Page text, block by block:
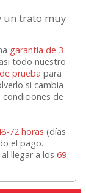
un trato muy
garantía de 3
todo nuestro
prueba para
si cambia
de
72 horas (días
el pago.
llegar a los 69